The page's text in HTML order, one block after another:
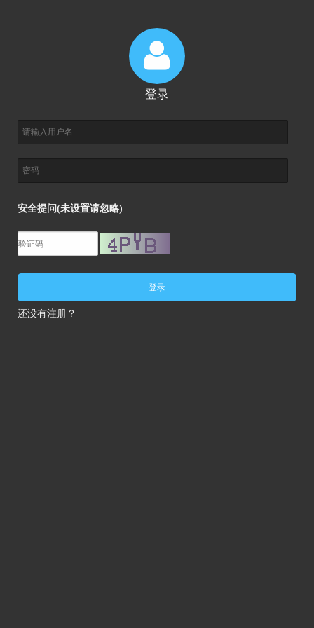
登录
安全提问(未设置请忽略)
登录
还没有注册？